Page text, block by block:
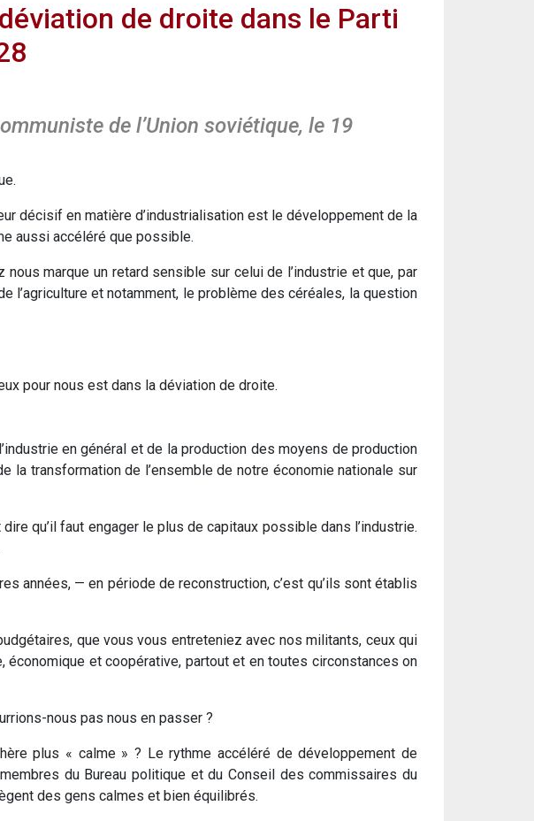
de droite dans le Parti
de l’Union soviétique, le 19
décisif en matière d’industrialisation est le développement de la
aussi accéléré que possible.
marque un retard sensible sur celui de l’industrie et que, par
et notamment, le problème des céréales, la question
pour nous est dans la déviation de droite.
en général et de la production des moyens de production
la transformation de l’ensemble de notre économie nationale sur
qu’il faut engager le plus de capitaux possible dans l’industrie.
années, — en période de reconstruction, c’est qu’ils sont établis
que vous vous entreteniez avec nos militants, ceux qui
et coopérative, partout et en toutes circonstances on
nous pas nous en passer ?
plus « calme » ? Le rythme accéléré de développement de
du Bureau politique et du Conseil des commissaires du
des gens calmes et bien équilibrés.